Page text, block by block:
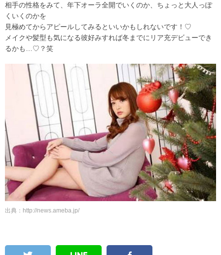
相手の性格をみて、年下オーラ全開でいくのか、ちょっと大人っぽ
くいくのかを
見極めてからアピールしてみるといいかもしれないです！♡
メイクや髪型も気になる彼好みすれば冬までにリア充デビューでき
るかも…♡？笑
出典：http://news.ameba.jp/